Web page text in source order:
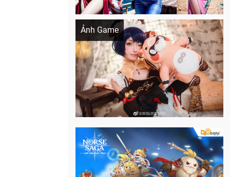
Ảnh Game
Cosplay Xiangling siêu cute